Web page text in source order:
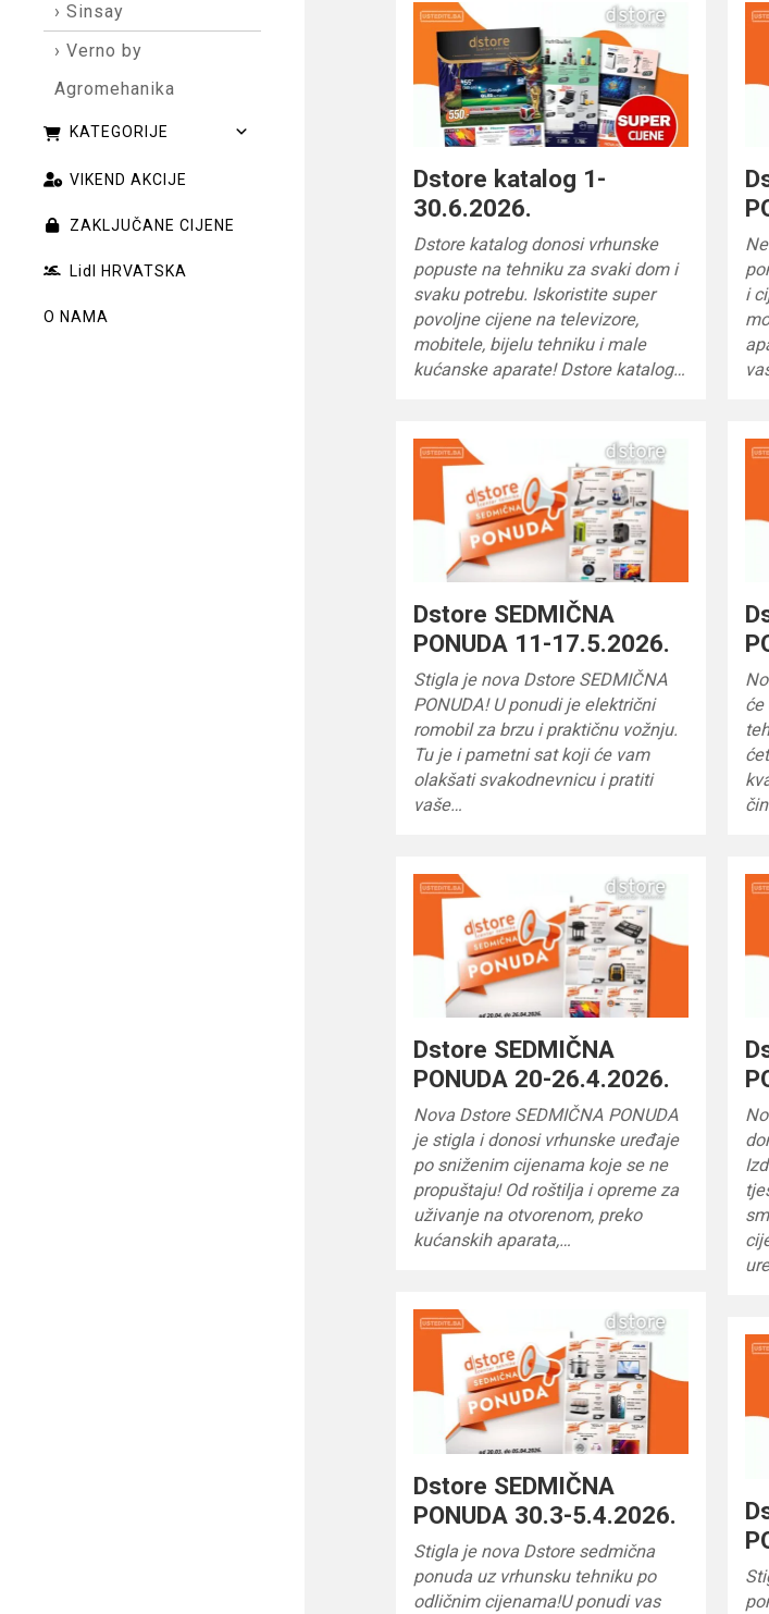
› Sinsay
› Verno by
Agromehanika
KATEGORIJE
VIKEND AKCIJE
ZAKLJUČANE CIJENE
Lidl HRVATSKA
O NAMA
Dstore katalog 1-
30.6.2026.
Dstore katalog donosi vrhunske
popuste na tehniku za svaki dom i
svaku potrebu. Iskoristite super
povoljne cijene na televizore,
mobitele, bijelu tehniku i male
kućanske aparate! Dstore katalog…
i
Dstore SEDMIČNA
PONUDA 11-17.5.2026.
Stigla je nova Dstore SEDMIČNA
PONUDA! U ponudi je električni
romobil za brzu i praktičnu vožnju.
Tu je i pametni sat koji će vam
olakšati svakodnevnicu i pratiti
vaše…
će
Dstore SEDMIČNA
PONUDA 20-26.4.2026.
Nova Dstore SEDMIČNA PONUDA
je stigla i donosi vrhunske uređaje
po sniženim cijenama koje se ne
propuštaju! Od roštilja i opreme za
uživanje na otvorenom, preko
kućanskih aparata,…
Dstore SEDMIČNA
PONUDA 30.3-5.4.2026.
Stigla je nova Dstore sedmična
ponuda uz vrhunsku tehniku po
odličnim cijenama!U ponudi vas